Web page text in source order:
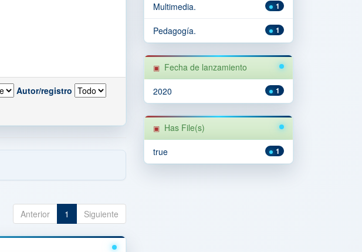
Autor/registro
Anterior 1 Siguiente
1
Multimedia.
1
Pedagogía.
Fecha de lanzamiento
1
2020
Has File(s)
1
true